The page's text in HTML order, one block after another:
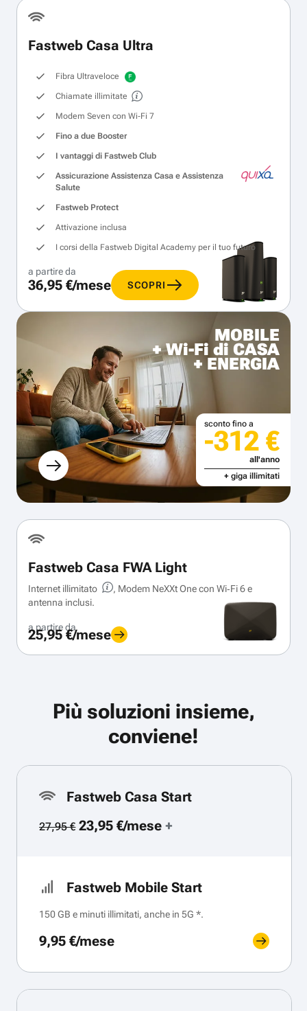
Fastweb Casa Ultra
Fibra Ultraveloce
Chiamate illimitate
Modem Seven con Wi‑Fi 7
Fino a due Booster
I vantaggi di Fastweb Club
Assicurazione Assistenza Casa e Assistenza
Salute
Fastweb Protect
Attivazione inclusa
I corsi della Fastweb Digital Academy per il tuo futuro
a partire da
36,95 €/mese SCOPRI
MOBILE
+ Wi-Fi di CASA
+ ENERGIA
sconto fino a
-312 €
all'anno
+ giga illimitati
Fastweb Casa FWA Light
Internet illimitato
, Modem NeXXt One con Wi‑Fi 6 e
antenna inclusi.
a partire da
25,95 €/mese
Più soluzioni insieme,
conviene!
Fastweb Casa Start
27,95 €23,95 €/mese+
Fastweb Mobile Start
150 GB e minuti illimitati, anche in 5G *.
9,95 €/mese